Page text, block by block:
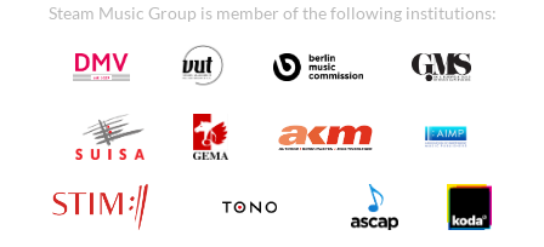
Steam Music Group is member of the following institutions: